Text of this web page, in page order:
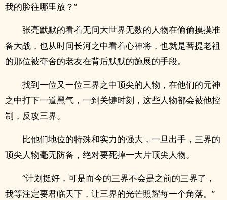
我的脸往哪里放？”
张亮默默的看着无间大世界无数的人物在偷偷摸摸准
备大战，也从时间长河之中看着心神将，也就是菩提老祖
的那位被夺舍的老友在背后默默的施展的手段。
找到一位又一位三界之中顶尖的人物，在他们的元神
之中打下一道黑气，一到关键时刻，这些人物都会被他控
制，反攻三界。
比他们地位的特殊和实力的强大，一旦出手，三界的
顶尖人物毫无防备，绝对要死掉一大片顶尖人物。
“计划挺好，可是而今的三界不会是之前的三界了，
我等注定要君临天下，让三界的光芒照耀每一个角落。”